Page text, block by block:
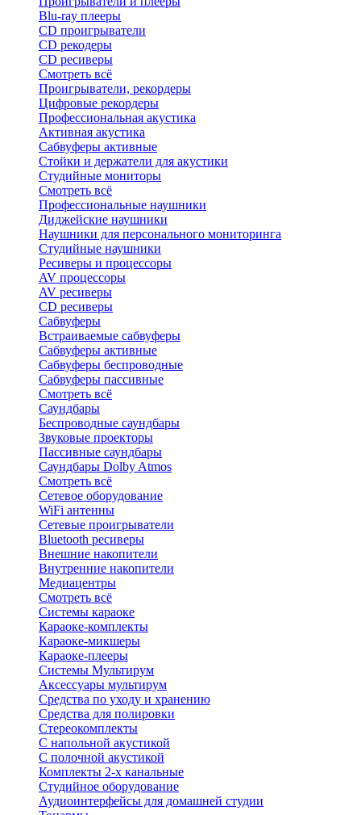
Blu-ray плееры
CD проигрыватели
CD рекодеры
CD ресиверы
Смотреть всё
Проигрыватели, рекордеры
Цифровые рекордеры
Профессиональная акустика
Активная акустика
Сабвуферы активные
Стойки и держатели для акустики
Студийные мониторы
Смотреть всё
Профессиональные наушники
Диджейские наушники
Наушники для персонального мониторинга
Студийные наушники
Ресиверы и процессоры
AV процессоры
AV ресиверы
CD ресиверы
Сабвуферы
Встраиваемые сабвуферы
Сабвуферы активные
Сабвуферы беспроводные
Сабвуферы пассивные
Смотреть всё
Саундбары
Беспроводные саундбары
Звуковые проекторы
Пассивные саундбары
Саундбары Dolby Atmos
Смотреть всё
Сетевое оборудование
WiFi антенны
Сетевые проигрыватели
Bluetooth ресиверы
Внешние накопители
Внутренние накопители
Медиацентры
Смотреть всё
Системы караоке
Караоке-комплекты
Караоке-микшеры
Караоке-плееры
Системы Мультирум
Аксессуары мультирум
Средства по уходу и хранению
Средства для полировки
Стереокомплекты
C напольной акустикой
C полочной акустикой
Комплекты 2-х канальные
Студийное оборудование
Аудиоинтерфейсы для домашней студии